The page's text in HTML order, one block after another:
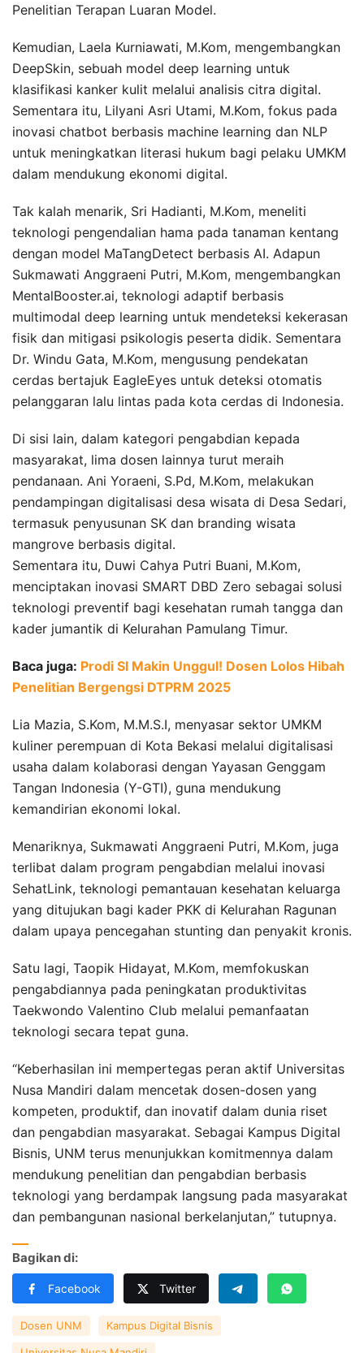
Penelitian Terapan Luaran Model.
Kemudian, Laela Kurniawati, M.Kom, mengembangkan
DeepSkin, sebuah model deep learning untuk
klasifikasi kanker kulit melalui analisis citra digital.
Sementara itu, Lilyani Asri Utami, M.Kom, fokus pada
inovasi chatbot berbasis machine learning dan NLP
untuk meningkatkan literasi hukum bagi pelaku UMKM
dalam mendukung ekonomi digital.
Tak kalah menarik, Sri Hadianti, M.Kom, meneliti
teknologi pengendalian hama pada tanaman kentang
dengan model MaTangDetect berbasis AI. Adapun
Sukmawati Anggraeni Putri, M.Kom, mengembangkan
MentalBooster.ai, teknologi adaptif berbasis
multimodal deep learning untuk mendeteksi kekerasan
fisik dan mitigasi psikologis peserta didik. Sementara
Dr. Windu Gata, M.Kom, mengusung pendekatan
cerdas bertajuk EagleEyes untuk deteksi otomatis
pelanggaran lalu lintas pada kota cerdas di Indonesia.
Di sisi lain, dalam kategori pengabdian kepada
masyarakat, lima dosen lainnya turut meraih
pendanaan. Ani Yoraeni, S.Pd, M.Kom, melakukan
pendampingan digitalisasi desa wisata di Desa Sedari,
termasuk penyusunan SK dan branding wisata
mangrove berbasis digital.
Sementara itu, Duwi Cahya Putri Buani, M.Kom,
menciptakan inovasi SMART DBD Zero sebagai solusi
teknologi preventif bagi kesehatan rumah tangga dan
kader jumantik di Kelurahan Pamulang Timur.
Baca juga: Prodi SI Makin Unggul! Dosen Lolos Hibah
Penelitian Bergengsi DTPRM 2025
Lia Mazia, S.Kom, M.M.S.I, menyasar sektor UMKM
kuliner perempuan di Kota Bekasi melalui digitalisasi
usaha dalam kolaborasi dengan Yayasan Genggam
Tangan Indonesia (Y-GTI), guna mendukung
kemandirian ekonomi lokal.
Menariknya, Sukmawati Anggraeni Putri, M.Kom, juga
terlibat dalam program pengabdian melalui inovasi
SehatLink, teknologi pemantauan kesehatan keluarga
yang ditujukan bagi kader PKK di Kelurahan Ragunan
dalam upaya pencegahan stunting dan penyakit kronis.
Satu lagi, Taopik Hidayat, M.Kom, memfokuskan
pengabdiannya pada peningkatan produktivitas
Taekwondo Valentino Club melalui pemanfaatan
teknologi secara tepat guna.
“Keberhasilan ini mempertegas peran aktif Universitas
Nusa Mandiri dalam mencetak dosen-dosen yang
kompeten, produktif, dan inovatif dalam dunia riset
dan pengabdian masyarakat. Sebagai Kampus Digital
Bisnis, UNM terus menunjukkan komitmennya dalam
mendukung penelitian dan pengabdian berbasis
teknologi yang berdampak langsung pada masyarakat
dan pembangunan nasional berkelanjutan,” tutupnya.
Bagikan di:
Facebook Twitter
Dosen UNM Kampus Digital Bisnis